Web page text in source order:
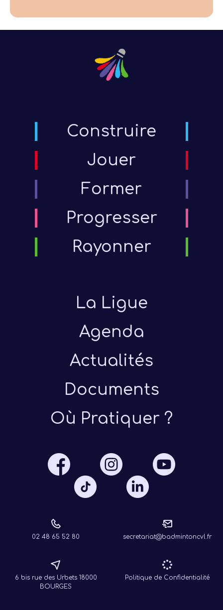
Construire
Jouer
Former
Progresser
Rayonner
La Ligue
Agenda
Actualités
Documents
Où Pratiquer ?
02 48 65 52 80 secretariat@badmintoncvl.fr
6 bis rue des Urbets 18000
BOURGES
Politique de Confidentialité